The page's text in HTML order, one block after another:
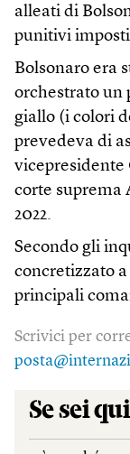
alleati di
punitivi imposti
Bolsonaro era
orchestrato un
giallo (i colori
prevedeva di
vicepresidente
corte suprema
2022.
Secondo gli
concretizzato
principali
Scrivici per